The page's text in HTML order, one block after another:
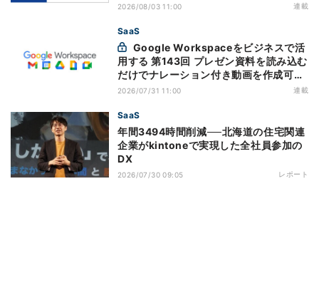
2026/08/03 11:00 連載
SaaS
用する 第143回 プレゼン資料を読み込む
だけでナレーション付き動画を作成可能
になった「Google Vids」
2026/07/31 11:00 連載
SaaS
年間3494時間削減──北海道の住宅関連
企業がkintoneで実現した全社員参加の
DX
2026/07/30 09:05 レポート